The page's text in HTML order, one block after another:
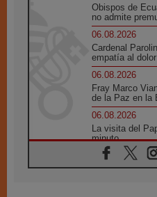
Obispos de
no admite
06.08.2026
Cardenal
empatía al
06.08.2026
Fray Marco
de la Paz en la
06.08.2026
La visita del
minuto
06.08.2026
El